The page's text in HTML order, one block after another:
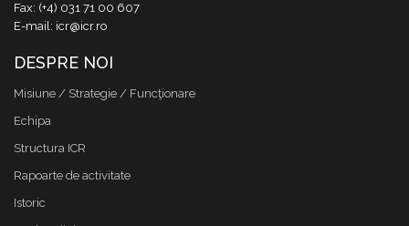
Fax: (+4) 031 71 00 607
E-mail: icr@icr.ro
DESPRE NOI
Misiune / Strategie / Funcţionare
Echipa
Structura ICR
Rapoarte de activitate
Istoric